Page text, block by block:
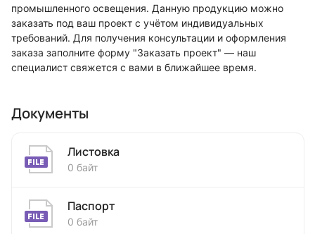
промышленного освещения. Данную продукцию можно
заказать под ваш проект с учётом индивидуальных
требований. Для получения консультации и оформления
заказа заполните форму "Заказать проект" — наш
специалист свяжется с вами в ближайшее время.
Документы
Листовка
0 байт
Паспорт
0 байт